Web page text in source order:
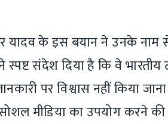
यादव के इस बयान ने उनके नाम
स्पष्ट संदेश दिया है कि वे
पर विश्वास नहीं किया
मीडिया का उपयोग करने की